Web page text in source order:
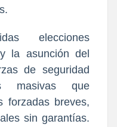
elecciones
la asunción del
de seguridad
masivas que
forzadas breves,
sin garantías.